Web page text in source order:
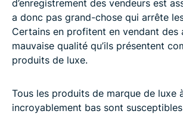
d’enregistrement des vendeurs est
a donc pas grand-chose qui arrête
Certains en profitent en vendant des
mauvaise qualité qu’ils présentent
produits de luxe.
Tous les produits de marque de luxe
incroyablement bas sont susceptibles